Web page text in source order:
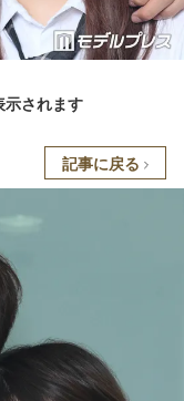
示されます
記事に戻る